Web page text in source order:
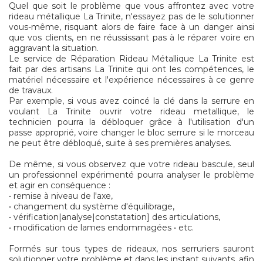
Quel que soit le problème que vous affrontez avec votre
rideau métallique La Trinite, n'essayez pas de le solutionner
vous-même, risquant alors de faire face à un danger ainsi
que vos clients, en ne réussissant pas à le réparer voire en
aggravant la situation.
Le service de Réparation Rideau Métallique La Trinite est
fait par des artisans La Trinite qui ont les compétences, le
matériel nécessaire et l'expérience nécessaires à ce genre
de travaux.
Par exemple, si vous avez coincé la clé dans la serrure en
voulant La Trinite ouvrir votre rideau metallique, le
technicien pourra la débloquer grâce à l'utilisation d'un
passe approprié, voire changer le bloc serrure si le morceau
ne peut être débloqué, suite à ses premières analyses.
De même, si vous observez que votre rideau bascule, seul
un professionnel expérimenté pourra analyser le problème
et agir en conséquence :
• remise à niveau de l'axe,
• changement du système d'équilibrage,
• vérification|analyse|constatation] des articulations,
• modification de lames endommagées • etc.
Formés sur tous types de rideaux, nos serruriers sauront